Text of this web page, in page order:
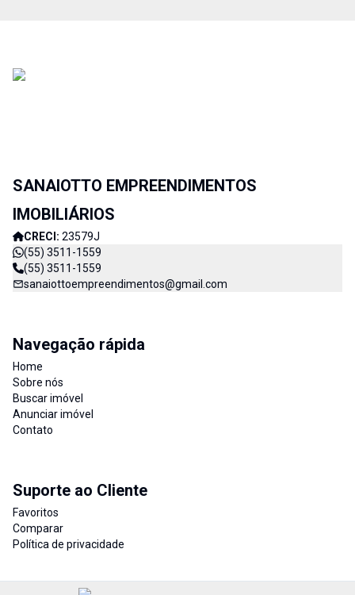
SANAIOTTO EMPREENDIMENTOS
IMOBILIÁRIOS
CRECI: 23579J
(55) 3511-1559
(55) 3511-1559
sanaiottoempreendimentos@gmail.com
Navegação rápida
Home
Sobre nós
Buscar imóvel
Anunciar imóvel
Contato
Suporte ao Cliente
Favoritos
Comparar
Política de privacidade